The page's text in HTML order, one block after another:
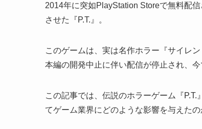
2014年に突如PlayStation Storeで無料配
させた『P.T.』。
このゲームは、実は名作ホラー『サイレ
本編の開発中止に伴い配信が停止され、
この記事では、伝説のホラーゲーム『
てゲーム業界にどのような影響を与えた